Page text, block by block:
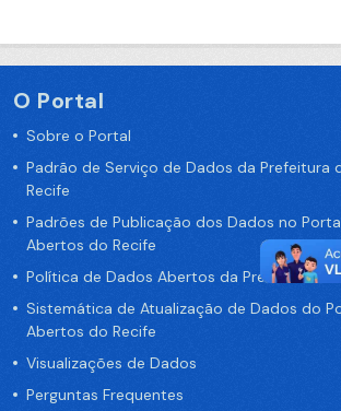
O Portal
Sobre o Portal
Padrão de Serviço de Dados da Prefeitura
Recife
Padrões de Publicação dos Dados no
Abertos do Recife
Política de Dados Abertos da Prefeitura do
Sistemática de Atualização de Dados do
Abertos do Recife
Visualizações de Dados
Perguntas Frequentes